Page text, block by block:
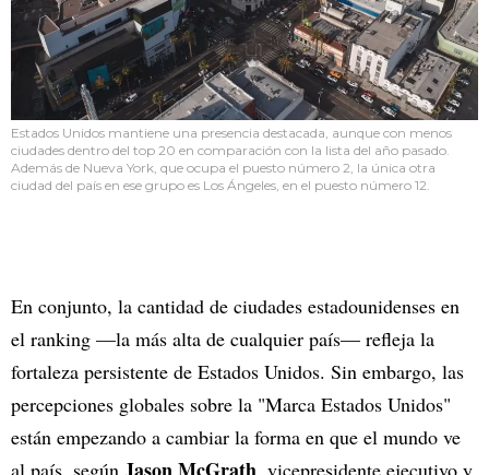
Estados Unidos mantiene una presencia destacada, aunque con menos
ciudades dentro del top 20 en comparación con la lista del año pasado.
Además de Nueva York, que ocupa el puesto número 2, la única otra
ciudad del país en ese grupo es Los Ángeles, en el puesto número 12.
En conjunto, la cantidad de ciudades estadounidenses en
el ranking —la más alta de cualquier país— refleja la
fortaleza persistente de Estados Unidos. Sin embargo, las
percepciones globales sobre la "Marca Estados Unidos"
están empezando a cambiar la forma en que el mundo ve
al país, según
, vicepresidente ejecutivo y